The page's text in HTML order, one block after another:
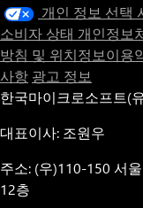
개인 정보 선택
소비자 상태 개인정보
방침 및 위치정보이용
사항 광고 정보
한국마이크로소프트(
대표이사: 조원우
주소: (우)110-150 서
12층